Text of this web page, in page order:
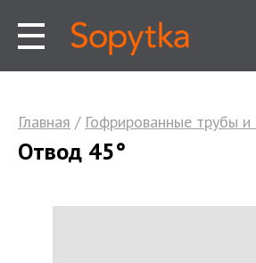
Главная / Гофрированные трубы и
Отвод 45°